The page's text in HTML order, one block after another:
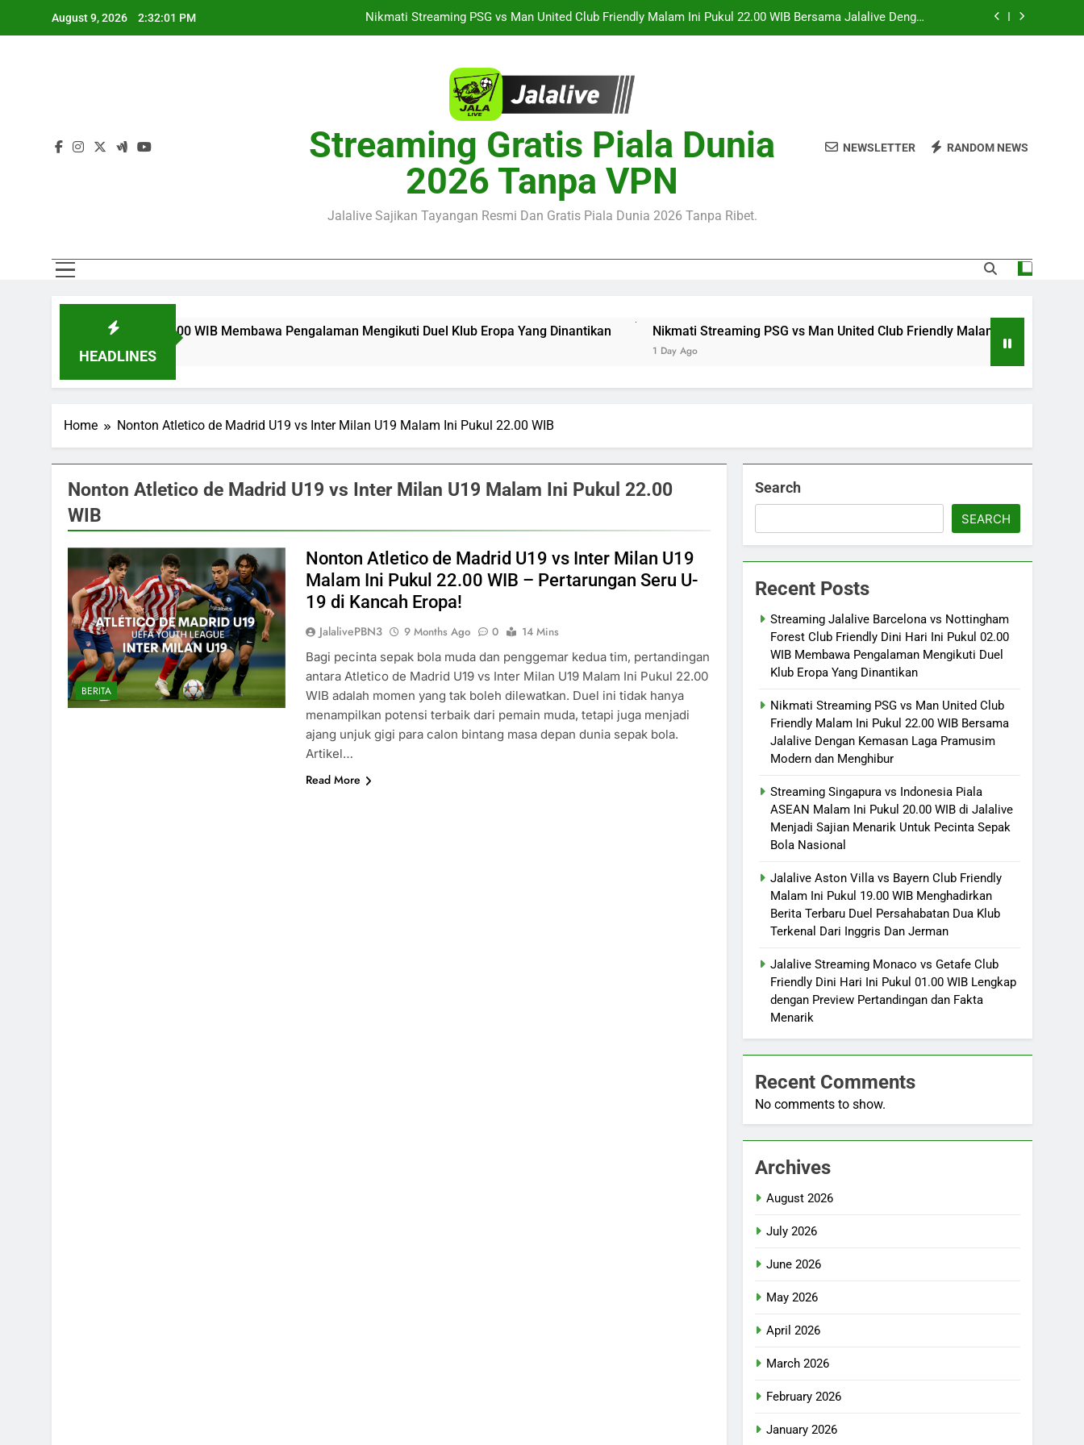
August 9, 2026 2:32:01 PM
Nikmati Streaming PSG vs Man United Club Friendly Malam Ini Pukul 22.00 WIB Bersama Jalalive Dengan
Jalalive Aston Villa vs Bayern Club Friendly Malam Ini Pukul 19.00 WIB Menghadirkan Berita Terbaru Duel
Persahabatan Dua Klub Terkenal Dari Inggris Dan Jerman
Streaming Jalalive Barcelona vs Nottingham Forest Club Friendly Dini Hari Ini Pukul 02.00 WIB Membawa
Pengalaman Mengikuti Duel Klub Eropa Yang Dinantikan
Nikmati Streaming PSG vs Man United Club Friendly Malam Ini Pukul 22.00 WIB Bersama Jalalive Dengan
Kemasan Laga Pramusim Modern dan Menghibur
Streaming Singapura vs Indonesia Piala ASEAN Malam Ini Pukul 20.00 WIB di Jalalive Menjadi Sajian
Streaming Gratis Piala Dunia
2026 Tanpa VPN
Jalalive Sajikan Tayangan Resmi Dan Gratis Piala Dunia 2026 Tanpa Ribet.
NEWSLETTER RANDOM NEWS
HEADLINES
Hari Ini Pukul 02.00 WIB Membawa Pengalaman Mengikuti Duel Klub Eropa Yang Dinantikan Nikmati Streaming PSG vs Man United Club Friendly Malam Ini Pukul 22.00
1 Day Ago
Home Nonton Atletico de Madrid U19 vs Inter Milan U19 Malam Ini Pukul 22.00 WIB
Nonton Atletico de Madrid U19 vs Inter Milan U19 Malam Ini Pukul 22.00
WIB
BERITA
Nonton Atletico de Madrid U19 vs Inter Milan U19
Malam Ini Pukul 22.00 WIB – Pertarungan Seru U-
19 di Kancah Eropa!
JalalivePBN3 9 Months Ago 0
14 Mins
Bagi pecinta sepak bola muda dan penggemar kedua tim, pertandingan
antara Atletico de Madrid U19 vs Inter Milan U19 Malam Ini Pukul 22.00
WIB adalah momen yang tak boleh dilewatkan. Duel ini tidak hanya
menampilkan potensi terbaik dari pemain muda, tetapi juga menjadi
ajang unjuk gigi para calon bintang masa depan dunia sepak bola.
Artikel…
Read More
Search
SEARCH
Recent Posts
Streaming Jalalive Barcelona vs Nottingham
Forest Club Friendly Dini Hari Ini Pukul 02.00
WIB Membawa Pengalaman Mengikuti Duel
Klub Eropa Yang Dinantikan
Nikmati Streaming PSG vs Man United Club
Friendly Malam Ini Pukul 22.00 WIB Bersama
Jalalive Dengan Kemasan Laga Pramusim
Modern dan Menghibur
Streaming Singapura vs Indonesia Piala
ASEAN Malam Ini Pukul 20.00 WIB di Jalalive
Menjadi Sajian Menarik Untuk Pecinta Sepak
Bola Nasional
Jalalive Aston Villa vs Bayern Club Friendly
Malam Ini Pukul 19.00 WIB Menghadirkan
Berita Terbaru Duel Persahabatan Dua Klub
Terkenal Dari Inggris Dan Jerman
Jalalive Streaming Monaco vs Getafe Club
Friendly Dini Hari Ini Pukul 01.00 WIB Lengkap
dengan Preview Pertandingan dan Fakta
Menarik
Recent Comments
No comments to show.
Archives
August 2026
July 2026
June 2026
May 2026
April 2026
March 2026
February 2026
January 2026